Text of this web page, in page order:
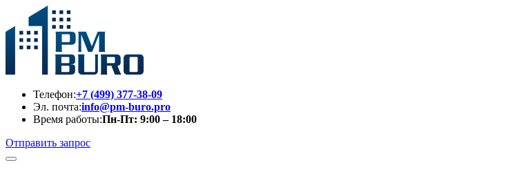
Телефон:+7 (499) 377-38-09
Эл. почта:info@pm-buro.pro
Время работы:Пн-Пт: 9:00 – 18:00
Отправить запрос